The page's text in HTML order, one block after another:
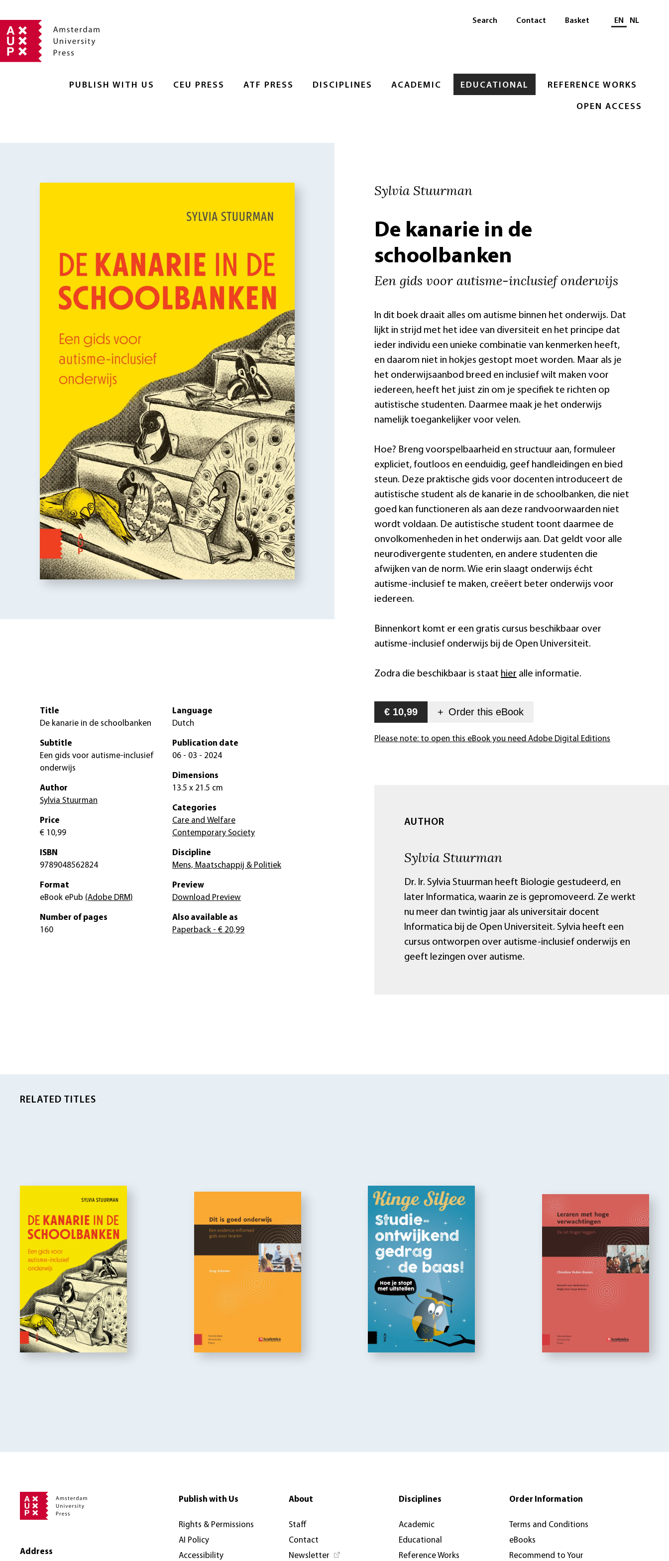
PUBLISH WITH US CEU PRESS ATF PRESS DISCIPLINES ACADEMIC EDUCATIONAL REFERENCE WORKS
OPEN ACCESS
Search Contact Basket Select language
EN NL
Sylvia Stuurman
De kanarie in de
schoolbanken
Een gids voor autisme-inclusief onderwijs
In dit boek draait alles om autisme binnen het onderwijs. Dat
lijkt in strijd met het idee van diversiteit en het principe dat
ieder individu een unieke combinatie van kenmerken heeft,
en daarom niet in hokjes gestopt moet worden. Maar als je
het onderwijsaanbod breed en inclusief wilt maken voor
iedereen, heeft het juist zin om je specifiek te richten op
autistische studenten. Daarmee maak je het onderwijs
namelijk toegankelijker voor velen.
Hoe? Breng voorspelbaarheid en structuur aan, formuleer
expliciet, foutloos en eenduidig, geef handleidingen en bied
steun. Deze praktische gids voor docenten introduceert de
autistische student als de kanarie in de schoolbanken, die niet
goed kan functioneren als aan deze randvoorwaarden niet
wordt voldaan. De autistische student toont daarmee de
onvolkomenheden in het onderwijs aan. Dat geldt voor alle
neurodivergente studenten, en andere studenten die
afwijken van de norm. Wie erin slaagt onderwijs écht
autisme-inclusief te maken, creëert beter onderwijs voor
iedereen.
Binnenkort komt er een gratis cursus beschikbaar over
autisme-inclusief onderwijs bij de Open Universiteit.
Zodra die beschikbaar is staat hier alle informatie.
€ 10,99 + Order this eBook
Please note: to open this eBook you need Adobe Digital Editions
AUTHOR
Sylvia Stuurman
Dr. Ir. Sylvia Stuurman heeft Biologie gestudeerd, en
later Informatica, waarin ze is gepromoveerd. Ze werkt
nu meer dan twintig jaar als universitair docent
Informatica bij de Open Universiteit. Sylvia heeft een
cursus ontworpen over autisme-inclusief onderwijs en
geeft lezingen over autisme.
Title
De kanarie in de schoolbanken
Subtitle
Een gids voor autisme-inclusief
onderwijs
Author
Sylvia Stuurman
Price
€ 10,99
ISBN
9789048562824
Format
eBook ePub (Adobe DRM)
Number of pages
160
Language
Dutch
Publication date
06 - 03 - 2024
Dimensions
13.5 x 21.5 cm
Categories
Care and Welfare
Contemporary Society
Discipline
Mens, Maatschappij & Politiek
Preview
Download Preview
Also available as
Paperback - € 20,99
RELATED TITLES
Address
Publish with Us
Rights & Permissions
AI Policy
Accessibility
About
Staff
Contact
Newsletter
Disciplines
Academic
Educational
Reference Works
Order Information
Terms and Conditions
eBooks
Recommend to Your